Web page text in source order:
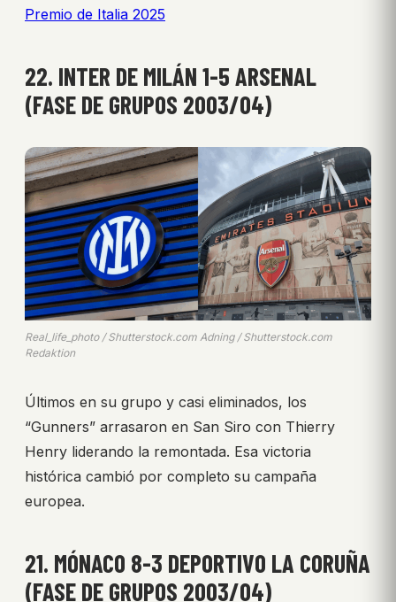
Premio de Italia 2025
22. INTER DE MILÁN 1-5 ARSENAL
(FASE DE GRUPOS 2003/04)
Real_life_photo / Shutterstock.com Adning / Shutterstock.com
Redaktion
Últimos en su grupo y casi eliminados, los
“Gunners” arrasaron en San Siro con Thierry
Henry liderando la remontada. Esa victoria
histórica cambió por completo su campaña
europea.
21. MÓNACO 8-3 DEPORTIVO LA CORUÑA
(FASE DE GRUPOS 2003/04)